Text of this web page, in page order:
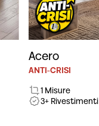
Acero
ANTI-CRISI
1 Misure
3+ Rivestimenti